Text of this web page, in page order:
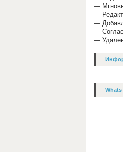
—
—
—
—
—
Whats